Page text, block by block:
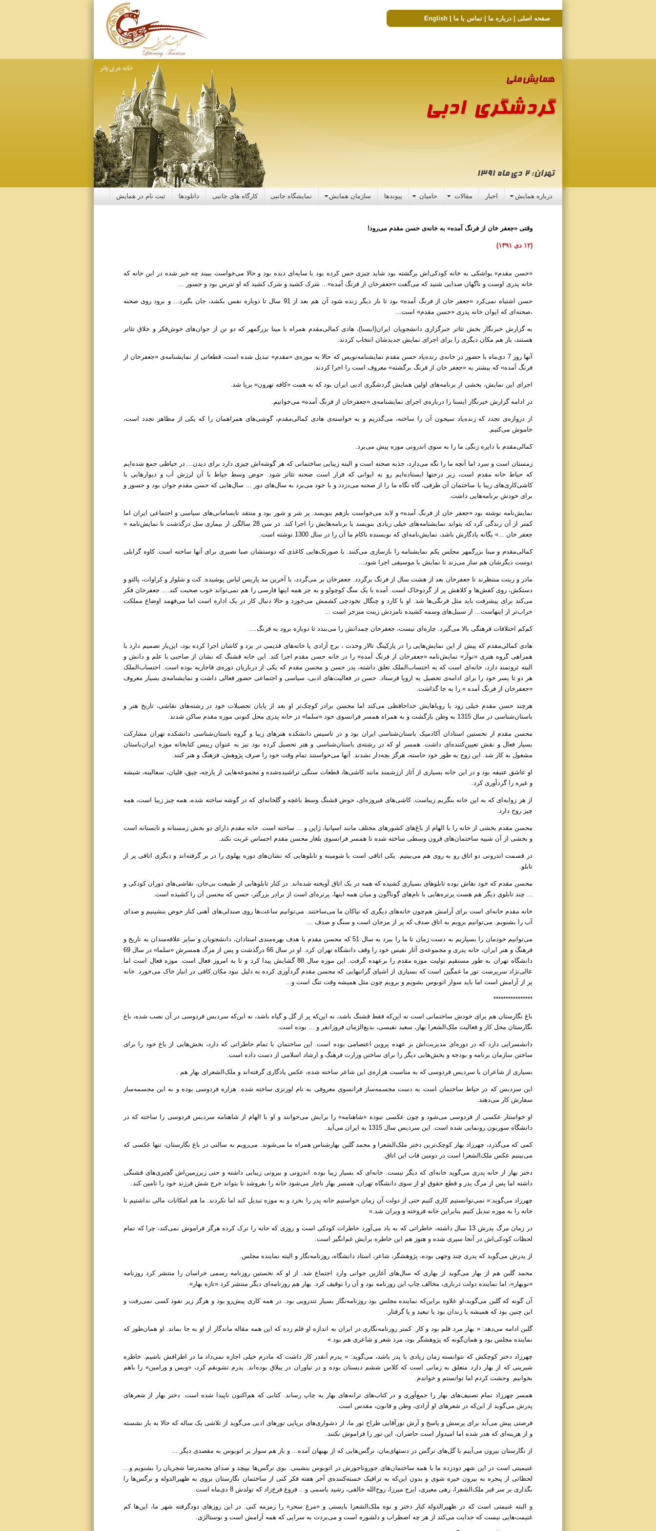
صفحه اصلی درباره ما تماس با ما English
درباره همایش اخبار مقالات حامیان پیوندها سازمان همایش نمایشگاه جانبی کارگاه های جانبی دانلودها ثبت نام در همایش
وقتی «جعفر خان از فرنگ آمده» به خانه‌ی حسن مقدم می‌رود!
(۱۲ دی ۱۳۹۱)
«حسن مقدم» یواشکی به خانه کودکی‌اش برگشته بود شاید چیزی حس کرده بود یا سایه‌ای دیده بود و حالا می‌خواست ببیند چه خبر شده در این خانه که
خانه پدری اوست و ناگهان صدایی شنید که می‌گفت «جعفر‌خان از فرنگ آمده»... سَرک کشید و سَرک کشید که او نترس بود و جسور ...
حسن اشتباه نمی‌کرد «جعفر خان از فرنگ آمده» بود تا بار دیگر زنده شود آن هم بعد از 91 سال تا دوباره نفس بکشد، جان بگیرد... و برود روی صحنه
،صحنه‌ای که ایوان خانه پدری «حسن مقدم» است...
به گزارش خبرنگار بخش تئاتر خبرگزاری دانشجویان ایران(ایسنا)، هادی کمالی‌مقدم همراه با مینا بزرگمهر که دو تن از جوان‌های خوش‌فکر و خلاق تئاتر
هستند، باز هم مکان دیگری را برای اجرای نمایش جدیدشان انتخاب کردند.
آنها روز 7 دی‌ماه با حضور در خانه‌ی زنده‌یاد حسن مقدم نمایشنامه‌نویس که حالا به موزه‌ی «مقدم» تبدیل شده است، قطعاتی از نمایشنامه‌ی «جعفر‌خان از
فرنگ آمده» که بیشتر به «جعفر خان از فرنگ برگشته» معروف است را اجرا کردند.
اجرای این نمایش، بخشی از برنامه‌های اولین همایش گردشگری ادبی ایران بود که به همت «کافه تهرون» برپا شد.
در ادامه گزارش خبرنگار ایسنا را درباره‌ی اجرای نمایشنامه‌ی «جعفرخان از فرنگ آمده» می‌خوانیم.
از دروازه‌ی تجدد که زنده‌یاد سیحون آن را ساخته، می‌گذریم و به خواسته‌ی هادی کمالی‌مقدم، گوشی‌های همراهمان را که یکی از مظاهر تجدد است،
خاموش می‌کنیم.
کمالی‌مقدم با دایره زنگی ما را به سوی اندرونی موزه پیش می‌برد.
زمستان است و سرد اما آنچه ما را نگه می‌دارد، جذبه صحنه است و البته زیبایی ساختمانی که هر گوشه‌اش چیزی دارد برای دیدن... در حیاطی جمع شده‌ایم
که حیاط خانه مقدم است، زیر درختها ایستاده‌ایم رو به ایوانی که قرار است صحنه تئاتر شود. حوض وسط حیاط با آن لرزش آب و دیوارهایی با
کاشی‌کاری‌های زیبا یا ساختمان آن طرفی، گاه نگاه ما را از صحنه می‌دزدد و با خود می‌برد به سال‌های دور ... سال‌هایی که حسن مقدم جوان بود و جسور و
برای خودش برنامه‌هایی داشت.
نمایش‌نامه نوشته بود «جعفر خان از فرنگ آمده» و لابد می‌خواست بازهم بنویسد. پر شر و شور بود و منتقد نابسامانی‌های سیاسی و اجتماعی ایران اما
کمتر از آن زندگی کرد که بتواند نمایشنامه‌های خیلی زیادی بنویسد یا برنامه‌هایش را اجرا کند. در سن 28 سالگی از بیماری سل درگذشت تا نمایش‌نامه «
جعفر خان ...» یگانه یادگارش باشد، نمایش‌نامه‌ای که نویسنده ناکام ما آن را در سال 1300 نوشته است.
کمالی‌مقدم و مینا بزرگمهر مجلس یکم نمایشنامه را بازسازی می‌کنند. با صورتک‌هایی کاغذی که دوستشان صبا نصیری برای آنها ساخته است. کاوه گرایلی
دوست دیگرشان هم ساز می‌زند تا نمایش با موسیقی اجرا شود...
مادر و زینت منتظرند تا جعفر‌خان بعد از هشت سال از فرنگ برگردد. جعفر‌خان بر می‌گردد، با آخرین مد پاریس لباس پوشیده. کت و شلوار و کراوات، پالتو و
دستکش، روی کفش‌ها و کلاهش پر از گرد‌وخاک است. آمده با یک سگ کوچولو و به جز همه اینها فارسی را هم نمی‌تواند خوب صحبت کند.... جعفر‌خان فکر
می‌کند برای پیشرفت باید مثل فرنگی‌ها شد. او با کارد و چنگال نخود‌چی کشمش می‌خورد و حالا دنبال کار در یک اداره است اما می‌فهمد اوضاع مملکت
خراب‌تر از اینهاست... از سبیل‌های وسمه کشیده نامزدش زینت منزجر است ...
کم‌کم اختلافات فرهنگی بالا می‌گیرد. چاره‌ای نیست، جعفرخان چمدانش را می‌بندد تا دوباره برود به فرنگ....
هادی کمالی‌مقدم که پیش از این نمایش‌هایی را در پارکینگ تالار وحدت ، برج آزادی یا خانه‌های قدیمی در یزد و کاشان اجرا کرده بود، این‌بار تصمیم دارد با
همراهی گروه هنری «نوآر» نمایش‌نامه «جعفرخان از فرنگ آمده» را در خانه حسن مقدم اجرا کند. این خانه قشنگ که نشان از صاحبی با علم و دانش و
البته ثروتمند دارد، خانه‌ای است که به احتساب‌الملک تعلق داشته، پدر حسن و محسن مقدم که یکی از درباریان دوره‌ی قاجاریه بوده است. احتساب‌الملک
هر دو تا پسر خود را برای ادامه‌ی تحصیل به اروپا فرستاد. حسن در فعالیت‌های ادبی، سیاسی و اجتماعی حضور فعالی داشت و نمایشنامه‌ی بسیار معروف
«جعفرخان از فرنگ آمده » را به جا گذاشت.
هرچند حسن مقدم خیلی زود با رویاهایش خداحافظی می‌کند اما محسن برادر کوچک‌تر او بعد از پایان تحصیلات خود در رشته‌های نقاشی، تاریخ هنر و
باستان‌شناسی در سال 1315 به وطن بازگشت و به همراه همسر فرانسوی خود «سلما» در خانه پدری محل کنونی موزه مقدم ساکن شدند.
محسن مقدم از نخستین استادان آکادمیک باستان‌شناسی ایران بود و در تاسیس دانشکده‌ هنرهای زیبا و گروه باستان‌شناسی دانشکده تهران مشارکت
بسیار فعال و نقش تعیین‌کننده‌ای داشت. همسر او که در رشته‌ی باستان‌شناسی و هنر تحصیل کرده بود نیز به عنوان رییس کتابخانه موزه ایران‌باستان
مشغول به کار شد. این زوج به طور خود خاسته، هرگز بچه‌دار نشدند. آنها می‌خواستند تمام وقت خود را صرف پژوهش، فرهنگ و هنر کنند.
او عاشق عتیقه بود و در این خانه بسیاری از آثار ارزشمند مانند کاشی‌ها، قطعات سنگی تراشیده‌شده و مجموعه‌هایی از پارچه، چپق، قلیان، سفالینه، شیشه
و غیره را گرد‌آوری کرد.
از هر زوایه‌ای که به این خانه بنگریم زیباست. کاشی‌های فیروزه‌ای، حوض قشنگ وسط باغچه و گلخانه‌ای که در گوشه ساخته شده، همه چیز زیبا است، همه
چیز روح دارد.
محسن مقدم بخشی از خانه را با الهام از باغ‌های کشور‌های مختلف مانند اسپانیا، ژاپن و ... ساخته است. خانه مقدم دارای دو بخش زمستانه و تابستانه است
و بخشی از آن شبیه ساختمان‌های قرون وسطی ساخته شده تا همسر فرانسوی بلغار محسن مقدم احساس غربت نکند.
در قسمت اندرونی دو اتاق رو به روی هم می‌بینیم. یکی اتاقی است با شومینه و تابلوهایی که نشان‌های دوره پهلوی را در بر گرفته‌اند و دیگری اتاقی پر از
تابلو.
محسن مقدم که خود نقاش بوده تابلوهای بسیاری کشیده که همه در یک اتاق آویخته شده‌اند. در کنار تابلو‌هایی از طبیعت بی‌جان، نقاشی‌های دوران کودکی و
... چند تابلوی دیگر هم هست پرتره‌هایی با نام‌های گوناگون و میان همه اینها، پرتره‌ای است از برادر بزرگتر، حسن که محسن آن را کشیده است.
خانه مقدم خانه‌ای است برای آرامش هم‌چون خانه‌های دیگری که نیاکان ما می‌ساختند. می‌توانیم ساعت‌ها روی صندلی‌های آهنی کنار حوض بنشینیم و صدای
آب را بشنویم. می‌توانیم برویم به اتاق صدف که پر از مرجان است و سنگ و صدف ...
می‌توانیم خودمان را بسپاریم به دست زمان تا ما را ببرد به سال 51 که محسن مقدم با هدف بهره‌مندی استادان، دانشجویان و سایر علاقه‌مندان به تاریخ و
فرهنگ و هنر ایران، خانه پدری و مجموعه‌ی آثار نفیس خود را وقف دانشگاه تهران کرد. او در سال 66 درگذشت و پس از مرگ همسرش «سلما» در سال 69
دانشگاه تهران به طور مستقیم تولیت موزه مقدم را برعهده گرفت. این موزه سال 88 گشایش پیدا کرد و تا به امروز فعال است. موزه فعال است اما
عالی‌نژاد سرپرست تور ما غمگین است که بسیاری از اشیای گرانبهایی که محسن مقدم گردآوری کرده به دلیل نبود مکان کافی در انبار خاک می‌خورد. خانه
پر از آرامش است اما باید سوار اتوبوس بشویم و برویم چون مثل همیشه وقت تنگ است و...
****************
باغ نگارستان هم برای خودش ساختمانی است نه این‌که فقط قشنگ باشد، نه این‌که پر از گل و گیاه باشد، نه این‌که سردیس فردوسی در آن نصب شده، باغ
نگارستان محل کار و فعالیت ملک‌الشعرا بهار، سعید نفیسی، بدیع‌الزمان فروزانفر و ... بوده است.
دانشسرایی دارد که در دوره‌ای مدیریت‌اش بر عهده پروین اعتصامی بوده است. این ساختمان با تمام خاطراتی که دارد، بخش‌هایی از باغ خود را برای
ساختن سازمان برنامه و بودجه و بخش‌هایی دیگر را برای ساختن وزارت فرهنگ و ارشاد اسلامی از دست داده است.
بسیاری از شاعران با سردیس فردوسی که به مناسبت هزاره‌ی این شاعر ساخته شده، عکس یادگاری گرفته‌اند و ملک‌الشعرای بهار هم .
این سردیس که در حیاط ساختمان است به دست مجسمه‌ساز فرانسوی معروفی به نام لورنزی ساخته شده. هزاره فردوسی بوده و به این مجسمه‌ساز
سفارش کار می‌دهند.
او خواستار عکسی از فردوسی می‌شود و چون عکسی نبوده «شاهنامه» را برایش می‌خوانند و او با الهام از شاهنامه سردیس فردوسی را ساخته که در
دانشگاه سوربون رونمایی شده است. این سردیس سال 1315 به ایران می‌آید.
کمی که می‌گذرد، چهرزاد بهار کوچک‌ترین دختر ملک‌الشعرا و محمد گلبن بهارشناس همراه ما می‌شوند. می‌رویم به سالنی در باغ نگارستان، تنها عکسی که
می‌بینیم عکس ملک‌الشعرا است در دومین قاب این اتاق.
دختر بهار از خانه پدری‌ می‌گوید خانه‌ای که دیگر نیست. خانه‌ای که بسیار زیبا بوده. اندرونی و بیرونی زیبایی داشته و حتی زیرزمین‌اش گچبری‌های قشنگی
داشته اما پس از مرگ پدر و قطع حقوق او از سوی دانشگاه تهران، همسر بهار ناچار می‌شود خانه را بفروشد تا بتواند خرج شش فرزند خود را تامین کند.
چهرزاد می‌گوید:« نمی‌توانستیم کاری کنیم حتی از دولت آن زمان خواستیم خانه پدر را بخرد و به موزه تبدیل کند اما نکردند. ما هم امکانات مالی نداشتیم تا
خانه را به موزه تبدیل کنیم بنابراین خانه فروخته و ویران شد.»
در زمان مرگ پدرش 13 سال داشته، خاطراتی که به یاد می‌آورد خاطرات کودکی است و روزی که خانه را ترک کرده هرگز فراموش نمی‌کند، چرا که تمام
لحظات کودکی‌اش در آنجا سپری شده و هنوز هم این خاطره برایش غم‌انگیز است.
از پدرش می‌گوید که پدری چند وجهی بوده، پژوهشگر، شاعر، استاد دانشگاه، روزنامه‌نگار و البته نماینده مجلس.
محمد گلبن هم از بهار می‌گوید از بهاری که سال‌های آغازین جوانی وارد اجتماع شد. از او که نخستین روزنامه رسمی خراسان را منتشر کرد روزنامه
«نوبهار»، اما نماینده دولت درباری، مخالف چاپ این روزنامه بود و آن را توقیف کرد. بهار هم روزنامه‌ای دیگر منتشر کرد «تازه بهار».
آن گونه که گلبن می‌گوید،او علاوه براین‌که نماینده مجلس بود روزنامه‌نگار بسیار تندرویی بود. در همه کاری پیش‌رو بود و هرگز زیر نفوذ کسی نمی‌رفت و
این چنین بود که همیشه یا زندان بود یا تبعید و یا گرفتار.
گلبن ادامه می‌دهد: « بهار مرد قلم بود و کار. کمتر روزنامه‌نگاری در ایران به اندازه او قلم زده که این همه مقاله ماندگار از او به جا بماند. او همان‌طور که
نماینده مجلس بود و همان‌گونه که پژوهشگر بود، مرد شعر و شاعری هم بود.»
چهرزاد دختر کوچکش که نتوانسته زمان زیادی با پدر باشد، می‌گوید: « پدرم آنقدر کار داشت که مادرم خیلی اجازه نمی‌داد ما در اطرافش باشیم. خاطره
شیرینی که از بهار دارد متعلق به زمانی است که کلاس ششم دبستان بوده و در نیاوران در ییلاق بوده‌اند. پدرم تشویقم کرد، «ویس و ورامین» را باهم
بخوانیم. وحشت کردم اما توانستم و خواندم.
همسر چهرزاد تمام تصنیف‌های بهار را جمع‌آوری و در کتاب‌های ترانه‌های بهار به چاپ رساند. کتابی که هم‌اکنون ناپیدا شده است. دختر بهار از شعرهای
پدرش می‌گوید از این‌که در شعرهای او آزادی، وطن و قانون، مقدس است.
فرصتی پیش می‌آید برای پرسش و پاسخ و آرش نورآقایی طراح تور ما، از دشواری‌های برپایی تورهای ادبی می‌گوید از تلاشی یک ساله که حالا به بار نشسته
و از هزینه‌ای که هدر شده اما امیدوار است حاضران، این تور را فراموش نکنند.
از نگارستان بیرون می‌آییم با گل‌های نرگس در دستهای‌مان، نرگس‌هایی که از بهبهان آمده... و باز هم سوار بر اتوبوس به مقصدی دیگر ...
غنیمیتی است در این شهر دود‌زده ما با همه ساختمان‌های جوروناجورش در اتوبوس بنشینی. بوی نرگس‌ها بپیچد و صدای محمدرضا شجریان را بشنویم و...
لحظاتی از پنجره به بیرون خیره شوی و بدون این‌که به ترافیک خسته‌کننده‌ی آخر هفته فکر کنی از ساختمان نگارستان بروی به ظهیر‌الدوله و نرگس‌ها را
بگذاری بر سر قبر ملک‌الشعرا، رهی معیری، ایرج میرزا، روح‌الله خالقی، رشید یاسمی و... فروغ فرخ‌زاد که تولدش 8 دی‌ماه است.
و البته غنیمتی است که در ظهیرالدوله کنار دختر و نوه ملک‌الشعرا بایستی و «مرغ سحر» را زمزمه کنی. در این روزهای دودگرفته شهر ما، این‌ها کم
غنیمت‌هایی نیست که جدایت می‌کند از هر چه اضطراب و دلشوره است و می‌بردت به سرایی که همه آرامش است و نوستالژی.